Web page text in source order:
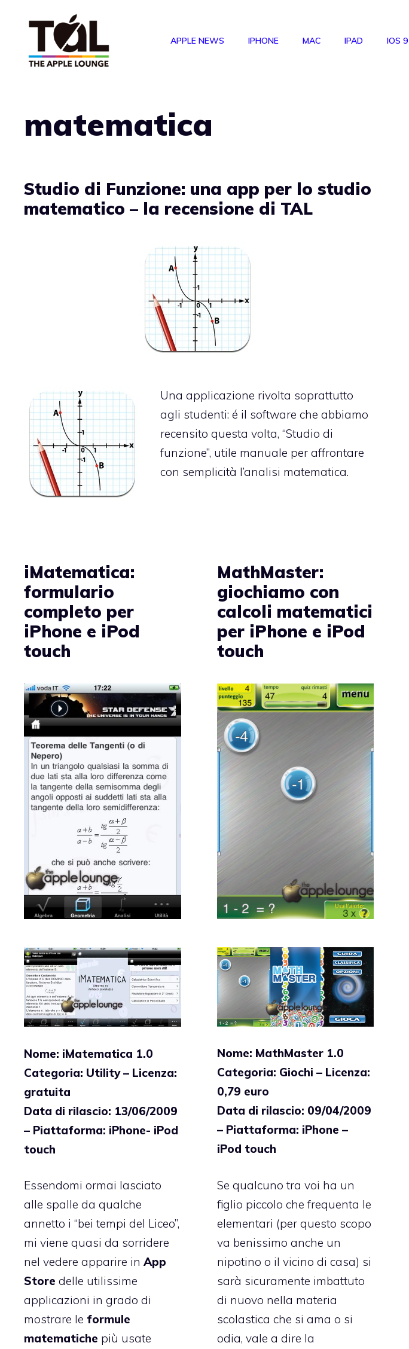
APPLE NEWS IPHONE MAC IPAD IOS 9
matematica
Studio di Funzione: una app per lo studio
matematico – la recensione di TAL
Una applicazione rivolta soprattutto
agli studenti: é il software che abbiamo
recensito questa volta, “Studio di
funzione”, utile manuale per affrontare
con semplicità l’analisi matematica.
iMatematica:
formulario
completo per
iPhone e iPod
touch
Nome: iMatematica 1.0
Categoria: Utility – Licenza:
gratuita
Data di rilascio: 13/06/2009
– Piattaforma: iPhone- iPod
touch
Essendomi ormai lasciato
alle spalle da qualche
annetto i “bei tempi del Liceo”,
mi viene quasi da sorridere
nel vedere apparire in App
Store delle utilissime
applicazioni in grado di
mostrare le formule
matematiche più usate
MathMaster:
giochiamo con
calcoli matematici
per iPhone e iPod
touch
Nome: MathMaster 1.0
Categoria: Giochi – Licenza:
0,79 euro
Data di rilascio: 09/04/2009
– Piattaforma: iPhone –
iPod touch
Se qualcuno tra voi ha un
figlio piccolo che frequenta le
elementari (per questo scopo
va benissimo anche un
nipotino o il vicino di casa) si
sarà sicuramente imbattuto
di nuovo nella materia
scolastica che si ama o si
odia, vale a dire la